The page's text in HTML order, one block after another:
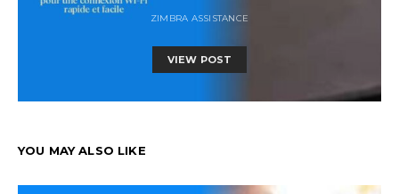
ZIMBRA ASSISTANCE
VIEW POST
YOU MAY ALSO LIKE